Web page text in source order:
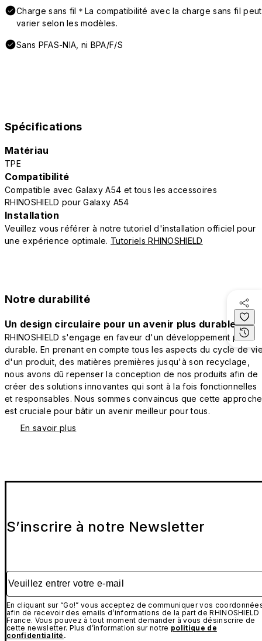
Charge sans fil＊La compatibilité avec la charge sans fil peut
varier selon les modèles.
Sans PFAS-NIA, ni BPA/F/S
Spécifications
Matériau
TPE
Compatibilité
Compatible avec Galaxy A54 et tous les accessoires
RHINOSHIELD pour Galaxy A54
Installation
Veuillez vous référer à notre tutoriel d'installation officiel pour
une expérience optimale. Tutoriels RHINOSHIELD
Notre durabilité
Un design circulaire pour un avenir plus durable
RHINOSHIELD s'engage en faveur d'un développement plus
durable. En prenant en compte tous les aspects du cycle de
d'un produit, des matières premières jusqu'à son recyclage,
nous avons dû repenser la conception de nos produits afin de
créer des solutions innovantes qui sont à la fois fonctionnelles
et responsables. Nous sommes convaincus que cette approche
est cruciale pour bâtir un avenir meilleur pour tous.
En savoir plus
S’inscrire à notre Newsletter
Veuillez entrer votre e-mail
En cliquant sur “Go!” vous acceptez de communiquer vos
afin de recevoir des emails d’informations de la part de RHINOSHIELD
France. Vous pouvez à tout moment demander à vous désinscrire de
cette newsletter. Plus d’information sur notre politique de
confidentialité .